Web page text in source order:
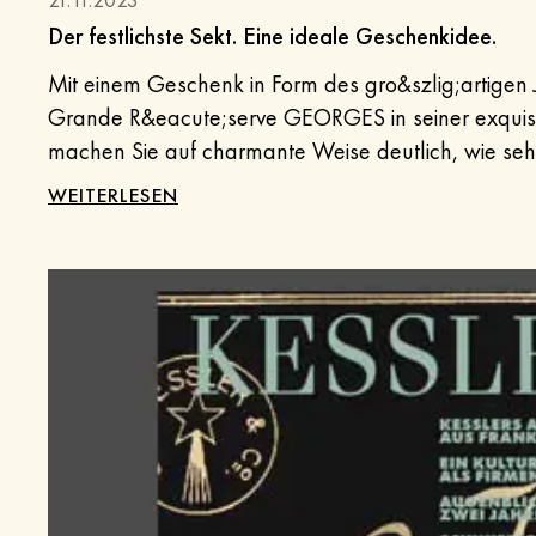
Der festlichste Sekt. Eine ideale Geschenkidee.
Mit einem Geschenk in Form des gro&szlig;artigen
Grande R&eacute;serve GEORGES in seiner
machen Sie auf charmante Weise deutlich, wie
sch&auml;tzen. Denken Sie also mal nach, wer um
WEITERLESEN